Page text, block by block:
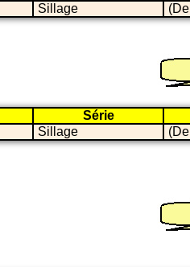
Sillage
Série
Sillage